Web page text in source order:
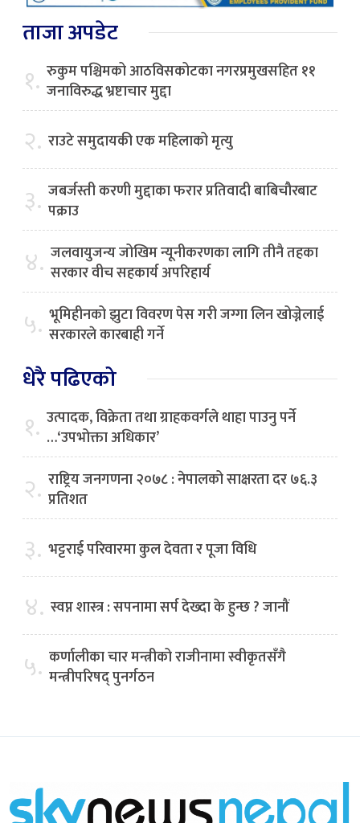
ताजा अपडेट
१. रुकुम पश्चिमको आठविसकोटका नगरप्रमुखसहित ११
जनाविरुद्ध भ्रष्टाचार मुद्दा
२. राउटे समुदायकी एक महिलाको मृत्यु
३. जबर्जस्ती करणी मुद्दाका फरार प्रतिवादी बाबिचौरबाट
पक्राउ
४. जलवायुजन्य जोखिम न्यूनीकरणका लागि तीनै तहका
सरकार वीच सहकार्य अपरिहार्य
५. भूमिहीनको झुटा विवरण पेस गरी जग्गा लिन खोज्नेलाई
सरकारले कारबाही गर्ने
धेरै पढिएको
१. उत्पादक, विक्रेता तथा ग्राहकवर्गले थाहा पाउनु पर्ने
…‘उपभोक्ता अधिकार’
२. राष्ट्रिय जनगणना २०७८ : नेपालको साक्षरता दर ७६.३
प्रतिशत
३. भट्टराई परिवारमा कुल देवता र पूजा विधि
४. स्वप्न शास्त्र : सपनामा सर्प देख्दा के हुन्छ ? जानौं
५. कर्णालीका चार मन्त्रीको राजीनामा स्वीकृतसँगै
मन्त्रीपरिषद् पुनर्गठन